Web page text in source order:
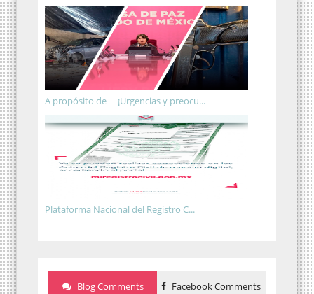
A propósito de… ¡Urgencias y preocu...
Plataforma Nacional del Registro C...
Blog Comments Facebook Comments